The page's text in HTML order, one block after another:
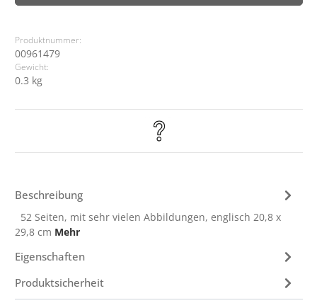
Produktnummer:
00961479
Gewicht:
0.3 kg
Beschreibung
52 Seiten, mit sehr vielen Abbildungen, englisch 20,8 x
29,8 cm Mehr
Eigenschaften
Produktsicherheit